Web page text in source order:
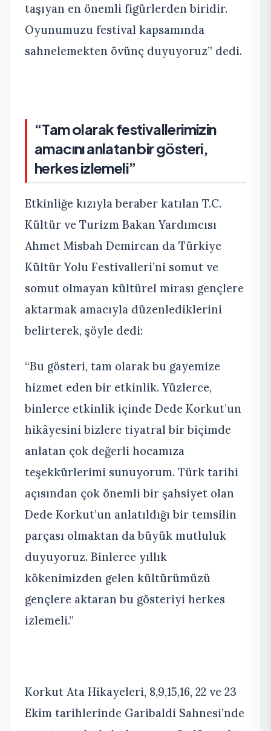
taşıyan en önemli figürlerden biridir.
Oyunumuzu festival kapsamında
sahnelemekten övünç duyuyoruz” dedi.
“Tam olarak festivallerimizin
amacını anlatan bir gösteri,
herkes izlemeli”
Etkinliğe kızıyla beraber katılan T.C.
Kültür ve Turizm Bakan Yardımcısı
Ahmet Misbah Demircan da Türkiye
Kültür Yolu Festivalleri’ni somut ve
somut olmayan kültürel mirası gençlere
aktarmak amacıyla düzenlediklerini
belirterek, şöyle dedi:
“Bu gösteri, tam olarak bu gayemize
hizmet eden bir etkinlik. Yüzlerce,
binlerce etkinlik içinde Dede Korkut’un
hikâyesini bizlere tiyatral bir biçimde
anlatan çok değerli hocamıza
teşekkürlerimi sunuyorum. Türk tarihi
açısından çok önemli bir şahsiyet olan
Dede Korkut’un anlatıldığı bir temsilin
parçası olmaktan da büyük mutluluk
duyuyoruz. Binlerce yıllık
kökenimizden gelen kültürümüzü
gençlere aktaran bu gösteriyi herkes
izlemeli.”
Korkut Ata Hikayeleri, 8,9,15,16, 22 ve 23
Ekim tarihlerinde Garibaldi Sahnesi’nde